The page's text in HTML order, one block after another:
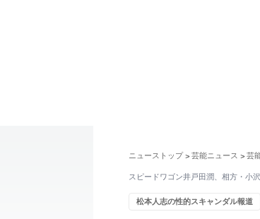
ニューストップ > 芸能ニュース > 芸
スピードワゴン井戸田潤、相方・小
松本人志の性的スキャンダル報道